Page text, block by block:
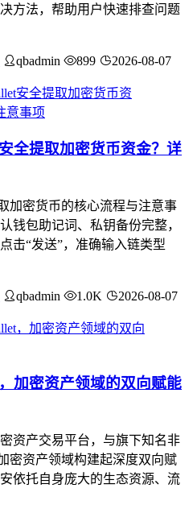
方法，帮助用户快速排查问题
qbadmin 899 2026-08-07
全提取加密货币资金？详
加密货币的核心流程与注意事
钱包助记词、私钥备份完整，
击“发送”，准确输入链类型
qbadmin 1.0K 2026-08-07
加密资产领域的双向赋能
资产交易平台，与旗下知名非
密资产领域构建起深度双向赋
依托自身庞大的生态资源、流